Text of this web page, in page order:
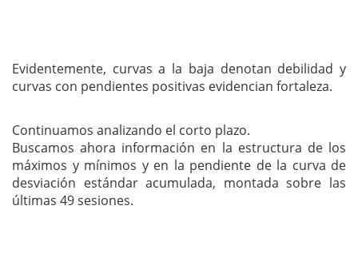
Evidentemente, curvas a la baja denotan debilidad y
curvas con pendientes positivas evidencian fortaleza.
Continuamos analizando el corto plazo.
Buscamos ahora información en la estructura de los
máximos y mínimos y en la pendiente de la curva de
desviación estándar acumulada, montada sobre las
últimas 49 sesiones.